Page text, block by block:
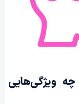
ویژگی‌هایی